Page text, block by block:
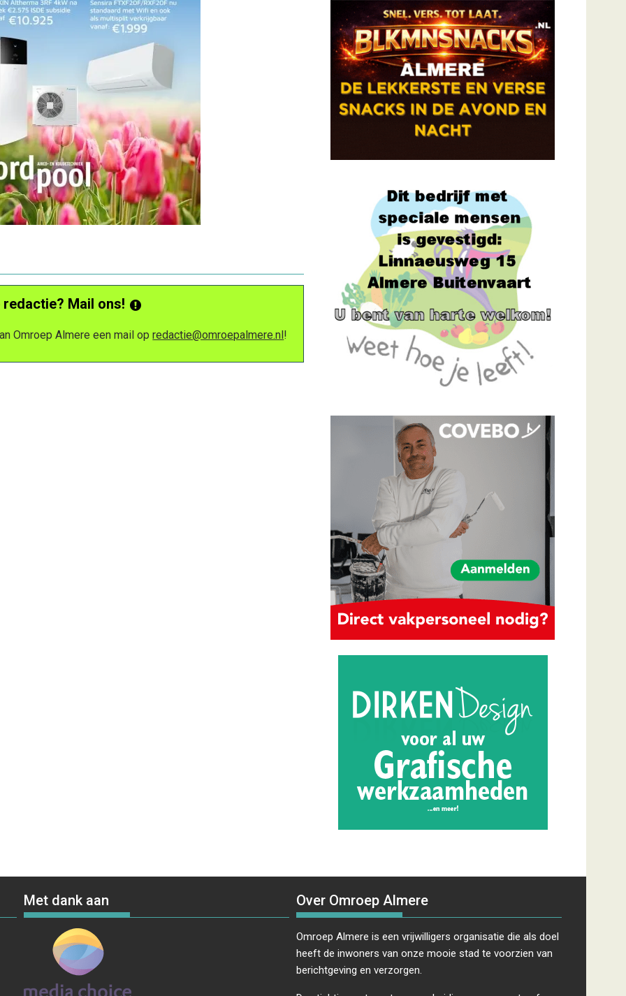
Mail ons!
Omroep Almere een mail opredactie@omroepalmere.nl!
Met dank aan Over Omroep Almere
Omroep Almere is een vrijwilligers organisatie die als doel
heeft de inwoners van onze mooie stad te voorzien van
berichtgeving en verzorgen.